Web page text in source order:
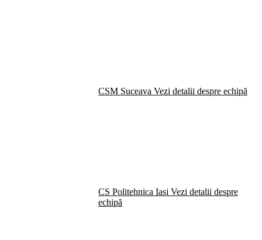
CSM Suceava Vezi detalii despre echipă
CS Politehnica Iasi Vezi detalii despre
echipă